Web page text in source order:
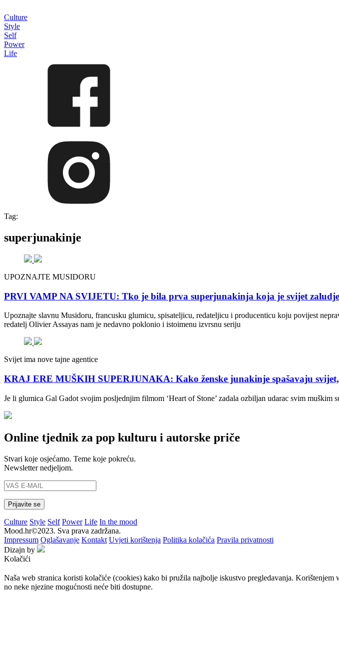
Culture
Style
Self
Power
Life
Tag:
superjunakinje
UPOZNAJTE MUSIDORU
PRVI VAMP NA SVIJETU: Tko je bila prva superjunakinja koja je svijet
Upoznajte slavnu Musidoru, francusku glumicu, spisateljicu, redateljicu i producenticu koju povijest
redatelj Olivier Assayas nam je nedavno poklonio i istoimenu izvrsnu seriju
Svijet ima nove tajne agentice
KRAJ ERE MUŠKIH SUPERJUNAKA: Kako ženske junakinje spašavaju
Je li glumica Gal Gadot svojim posljednjim filmom ‘Heart of Stone’ zadala ozbiljan udarac svim muškim
Online tjednik za pop kulturu i autorske priče
Stvari koje osjećamo. Teme koje pokreću.
Newsletter nedjeljom.
Culture Style Self Power Life In the mood
Mood.hr©2023. Sva prava zadržana.
Impressum Oglašavanje Kontakt Uvjeti korištenja Politika kolačića Pravila privatnosti
Dizajn by
Kolačići
Naša web stranica koristi kolačiće (cookies) kako bi pružila najbolje iskustvo pregledavanja.
no neke njezine mogućnosti neće biti dostupne.